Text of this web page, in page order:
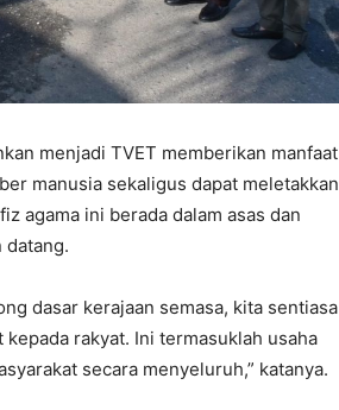
menjadi TVET memberikan manfaat
manusia sekaligus dapat meletakkan
agama ini berada dalam asas dan
datang.
dasar kerajaan semasa, kita sentiasa
rakyat. Ini termasuklah usaha
secara menyeluruh,” katanya.